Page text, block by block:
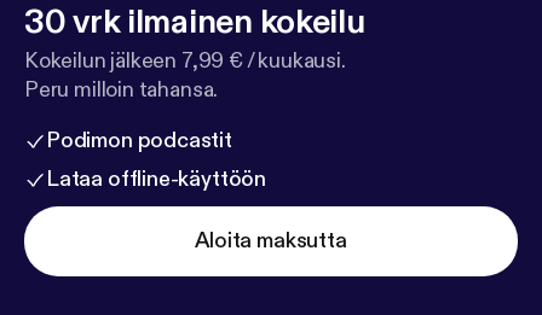
30 vrk ilmainen kokeilu
Kokeilun jälkeen 7,99 € / kuukausi.
Peru milloin tahansa.
Podimon podcastit
Lataa offline-käyttöön
Aloita maksutta